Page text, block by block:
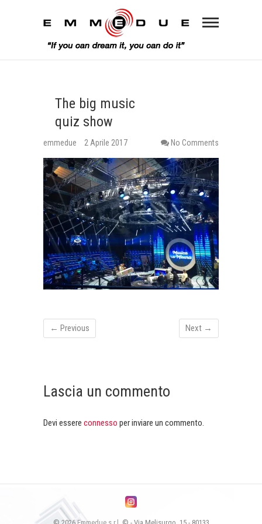
The big music
quiz show
emmedue 2 Aprile 2017 No Comments
← Previous Next →
Lascia un commento
Devi essere connesso per inviare un commento.